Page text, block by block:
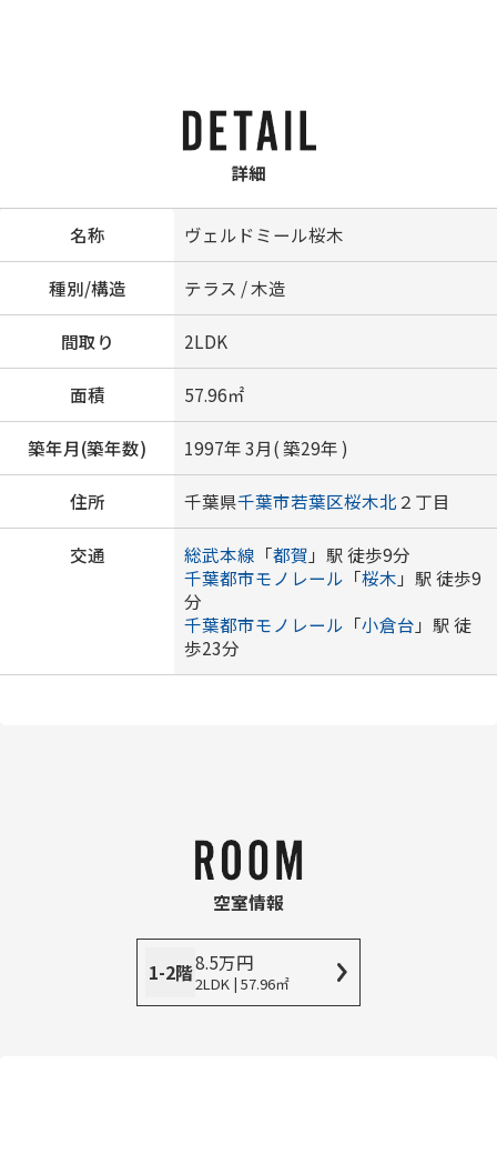
詳細
名称 ヴェルドミール桜木
種別/構造 テラス / 木造
間取り 2LDK
面積 57.96㎡
築年月(築年数) 1997年 3月( 築29年 )
住所 千葉県千葉市若葉区桜木北 ２丁目
交通 総武本線 「都賀 」駅 徒歩9分
千葉都市モノレール 「桜木 」駅 徒歩9
分
千葉都市モノレール 「小倉台 」駅 徒
歩23分
空室情報
1-2階8.5万円
2LDK | 57.96㎡